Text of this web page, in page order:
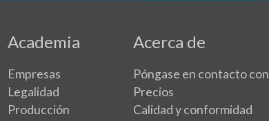
Academia
Empresas
Legalidad
Producción
Acerca de
Póngase en contacto con
Precios
Calidad y conformidad